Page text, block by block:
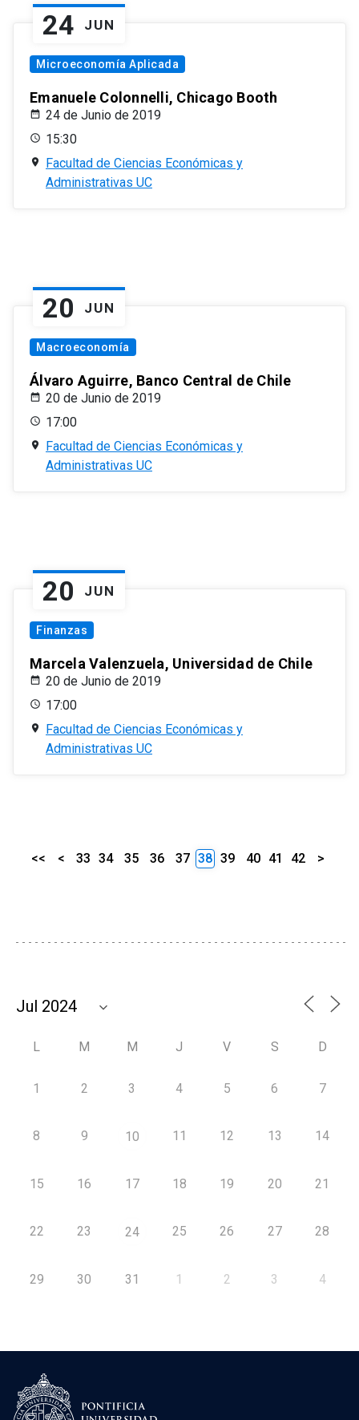
24 JUN
Microeconomía Aplicada
Emanuele Colonnelli, Chicago Booth
24 de Junio de 2019
15:30
Facultad de Ciencias Económicas y
Administrativas UC
20 JUN
Macroeconomía
Álvaro Aguirre, Banco Central de Chile
20 de Junio de 2019
17:00
Facultad de Ciencias Económicas y
Administrativas UC
20 JUN
Finanzas
Marcela Valenzuela, Universidad de Chile
20 de Junio de 2019
17:00
Facultad de Ciencias Económicas y
Administrativas UC
<< < 33 34 35 36 37 38 39 40 41 42 >
L M M J V S D
1 2 3 4 5 6 7
8 9 10 11 12 13 14
15 16 17 18 19 20 21
22 23 24 25 26 27 28
29 30 31 1 2 3 4